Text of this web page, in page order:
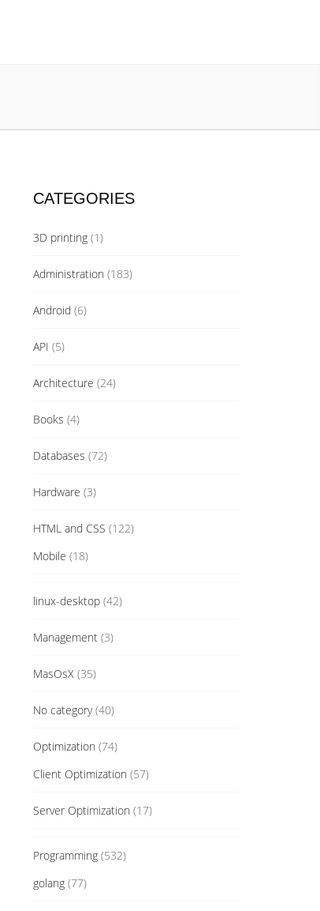
CATEGORIES
3D printing(1)
Administration (183)
Android (6)
API (5)
Architecture (24)
Books (4)
Databases (72)
Hardware (3)
HTML and CSS (122)
Mobile (18)
linux-desktop(42)
Management(3)
MasOsX(35)
No category(40)
Optimization (74)
Client Optimization (57)
Server Optimization (17)
Programming(532)
golang(77)